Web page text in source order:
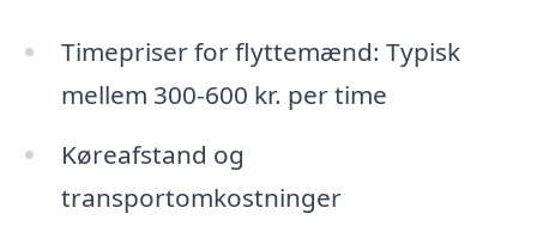
Timepriser for flyttemænd: Typisk
mellem 300-600 kr. per time
Køreafstand og
transportomkostninger